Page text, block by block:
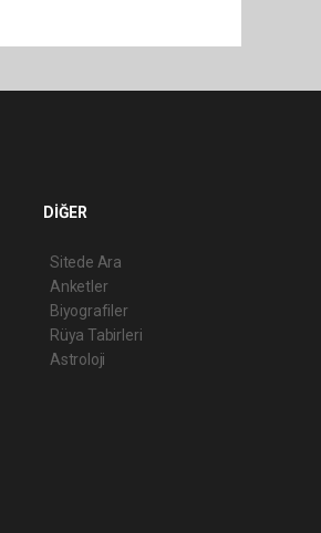
DİĞER
Sitede Ara
Anketler
Biyografiler
Rüya Tabirleri
Astroloji